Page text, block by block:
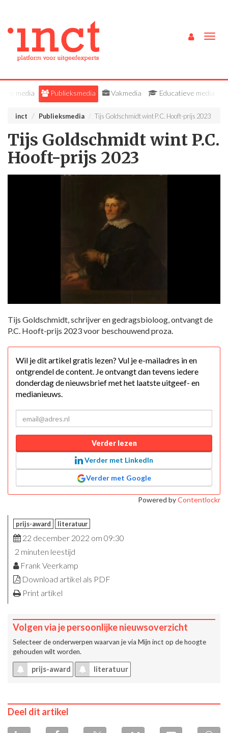
Alle media Publieksmedia Vakmedia Educatieve media
inct Publieksmedia Tijs Goldschmidt wint P.C. Hooft-prijs 2023
Tijs Goldschmidt wint P.C.
Hooft-prijs 2023
Tijs Goldschmidt, schrijver en gedragsbioloog, ontvangt de
P.C. Hooft-prijs 2023 voor beschouwend proza.
Wil je dit artikel gratis lezen? Vul je e-mailadres in en
ontgrendel de content. Je ontvangt dan tevens iedere
donderdag de nieuwsbrief met het laatste uitgeef- en
medianieuws.
Verder lezen
Verder met LinkedIn
Verder met Google
Powered byContentlockr
prijs-award literatuur
22 december 2022 om 09:30
2 minuten leestijd
Frank Veerkamp
Download artikel als PDF
Print artikel
Volgen via je persoonlijke nieuwsoverzicht
Selecteer de onderwerpen waarvan je via Mijn inct op de hoogte
gehouden wilt worden.
prijs-award literatuur
Deel dit artikel